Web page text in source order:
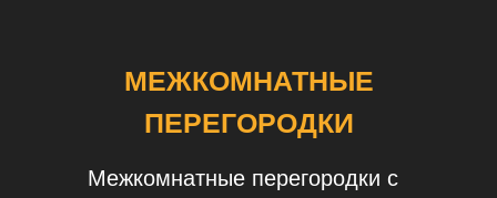
Межкомнатные перегородки с
МЕЖКОМНАТНЫЕ
ПЕРЕГОРОДКИ